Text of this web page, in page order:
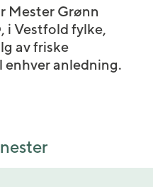
Mester Grønn
i Vestfold fylke,
av friske
anledning.